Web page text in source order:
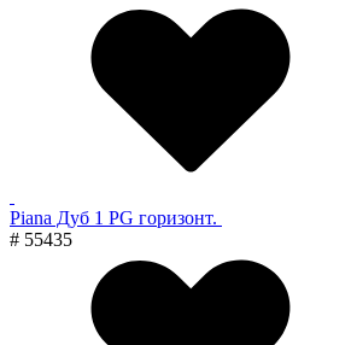
Piana Дуб 1 PG горизонт.
# 55435